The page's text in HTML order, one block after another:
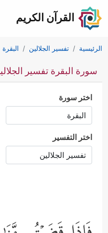
القرآن الكريم
الرئيسية تفسير الجلالين البقرة
سورة البقرة تفسير الجلالين
اختر سورة
اختر التفسير